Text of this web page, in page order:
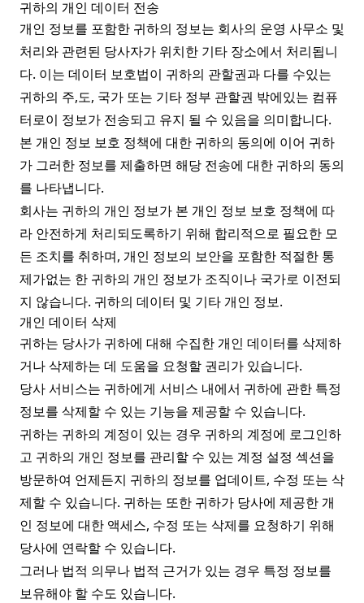
귀하의 개인 데이터 전송
개인 정보를 포함한 귀하의 정보는 회사의 운영 사무소 및
처리와 관련된 당사자가 위치한 기타 장소에서 처리됩니
다. 이는 데이터 보호법이 귀하의 관할권과 다를 수있는
귀하의 주,도, 국가 또는 기타 정부 관할권 밖에있는 컴퓨
터로이 정보가 전송되고 유지 될 수 있음을 의미합니다.
본 개인 정보 보호 정책에 대한 귀하의 동의에 이어 귀하
가 그러한 정보를 제출하면 해당 전송에 대한 귀하의 동의
를 나타냅니다.
회사는 귀하의 개인 정보가 본 개인 정보 보호 정책에 따
라 안전하게 처리되도록하기 위해 합리적으로 필요한 모
든 조치를 취하며, 개인 정보의 보안을 포함한 적절한 통
제가없는 한 귀하의 개인 정보가 조직이나 국가로 이전되
지 않습니다. 귀하의 데이터 및 기타 개인 정보.
개인 데이터 삭제
귀하는 당사가 귀하에 대해 수집한 개인 데이터를 삭제하
거나 삭제하는 데 도움을 요청할 권리가 있습니다.
당사 서비스는 귀하에게 서비스 내에서 귀하에 관한 특정
정보를 삭제할 수 있는 기능을 제공할 수 있습니다.
귀하는 귀하의 계정이 있는 경우 귀하의 계정에 로그인하
고 귀하의 개인 정보를 관리할 수 있는 계정 설정 섹션을
방문하여 언제든지 귀하의 정보를 업데이트, 수정 또는 삭
제할 수 있습니다. 귀하는 또한 귀하가 당사에 제공한 개
인 정보에 대한 액세스, 수정 또는 삭제를 요청하기 위해
당사에 연락할 수 있습니다.
그러나 법적 의무나 법적 근거가 있는 경우 특정 정보를
보유해야 할 수도 있습니다.